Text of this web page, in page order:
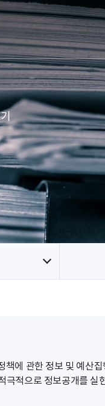
에 관한 정보 및 예산
적으로 정보공개를 실